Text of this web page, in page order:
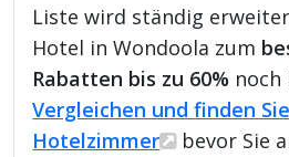
Liste wird ständig
Hotel in Wondoola zum
Rabatten bis zu 60% noch
Vergleichen und finden
Hotelzimmer
bevor Sie